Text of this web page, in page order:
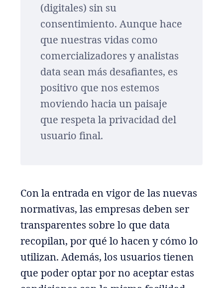
(digitales) sin su
consentimiento. Aunque hace
que nuestras vidas como
comercializadores y analistas
data sean más desafiantes, es
positivo que nos estemos
moviendo hacia un paisaje
que respeta la privacidad del
usuario final.
Con la entrada en vigor de las nuevas
normativas, las empresas deben ser
transparentes sobre lo que data
recopilan, por qué lo hacen y cómo lo
utilizan. Además, los usuarios tienen
que poder optar por no aceptar estas